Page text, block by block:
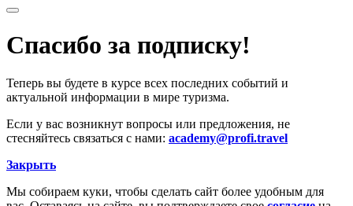
Спасибо за подписку!
Теперь вы будете в курсе всех последних событий и
актуальной информации в мире туризма.
Если у вас возникнут вопросы или предложения, не
стесняйтесь связаться с нами: academy@profi.travel
Закрыть
Мы собираем куки, чтобы сделать сайт более удобным для